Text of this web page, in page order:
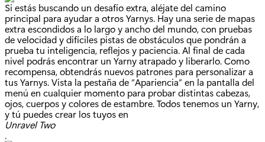
Si estás buscando un desafío extra, aléjate del camino
principal para ayudar a otros Yarnys. Hay una serie de mapas
extra escondidos a lo largo y ancho del mundo, con pruebas
de velocidad y difíciles pistas de obstáculos que pondrán a
prueba tu inteligencia, reflejos y paciencia. Al final de cada
nivel podrás encontrar un Yarny atrapado y liberarlo. Como
recompensa, obtendrás nuevos patrones para personalizar a
tus Yarnys. Vista la pestaña de “Apariencia” en la pantalla del
menú en cualquier momento para probar distintas cabezas,
ojos, cuerpos y colores de estambre. Todos tenemos un Yarny,
y tú puedes crear los tuyos en
Unravel Two
.